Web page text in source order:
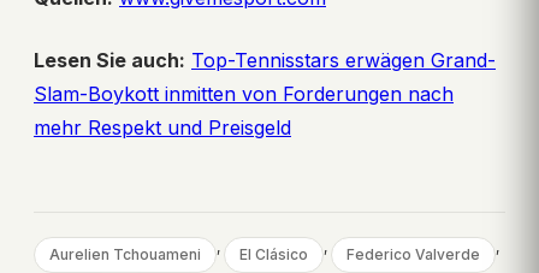
Lesen Sie auch: Top-Tennisstars erwägen Grand-
Slam-Boykott inmitten von Forderungen nach
mehr Respekt und Preisgeld
Aurelien Tchouameni , El Clásico , Federico Valverde ,